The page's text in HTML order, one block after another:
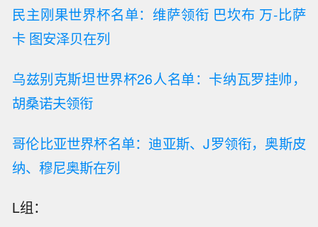
民主刚果世界杯名单：维萨领衔 巴坎布 万-比萨
卡 图安泽贝在列
乌兹别克斯坦世界杯26人名单：卡纳瓦罗挂帅，
胡桑诺夫领衔
哥伦比亚世界杯名单：迪亚斯、J罗领衔，奥斯皮
纳、穆尼奥斯在列
L组：